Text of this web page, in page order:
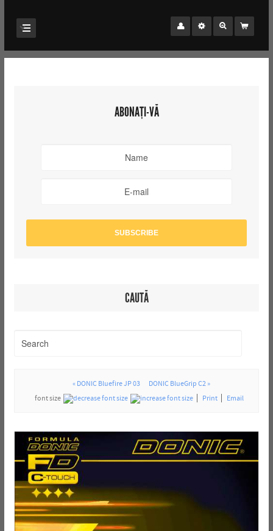
ABONAȚI-VĂ
CAUTĂ
« DONIC Bluefire JP 03
DONIC BlueGrip C2 »
font size
Print Email